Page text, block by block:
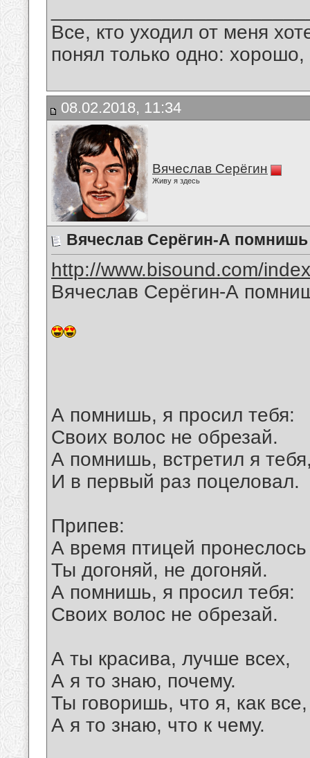
Все, кто уходил от меня
понял только одно:
08.02.2018, 11:34
Вячеслав Серёгин
Живу я здесь
Вячеслав Серёгин-А помнишь
http://www.bisound.com/
Вячеслав Серёгин-А
А помнишь, я просил тебя:
Своих волос не обрезай.
А помнишь, встретил я
И в первый раз поцеловал.
Припев:
А время птицей
Ты догоняй, не догоняй.
А помнишь, я просил тебя:
Своих волос не обрезай.
А ты красива, лучше всех,
А я то знаю, почему.
Ты говоришь, что я, как все,
А я то знаю, что к чему.